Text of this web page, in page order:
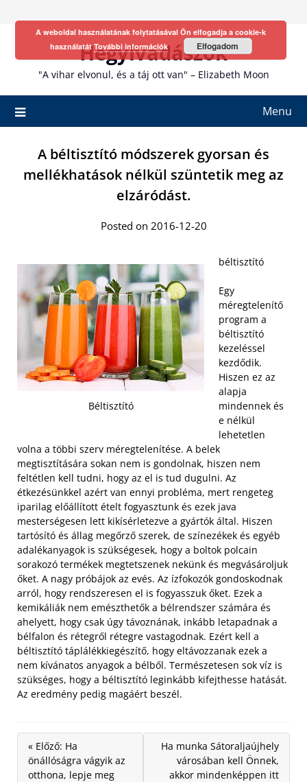
Hegyivadászok
"A vihar elvonul, és a táj ott van" – Elizabeth Moon
Menu
A béltisztító módszerek gyorsan és
mellékhatások nélkül szüntetik meg az
elzáródást.
Posted on 2016-12-20
Béltisztító
béltisztító
Egy
méregtelenítő
program a
béltisztító
kezeléssel
kezdődik.
Hiszen ez az
alapja
mindennek és
e nélkül
lehetetlen
volna a többi szerv méregtelenítése. A belek
megtisztítására sokan nem is gondolnak, hiszen nem
feltétlen kell tudni, hogy az el is tud dugulni. Az
étkezésünkkel azért van ennyi probléma, mert rengeteg
iparilag előállított ételt fogyasztunk és ezek java
mesterségesen lett kikísérletezve a gyártók által. Hiszen
tartósító és állag megőrző szerek, de színezékek és egyéb
adalékanyagok is szükségesek, hogy a boltok polcain
sorakozó termékek megtetszenek nekünk és megvásároljuk
őket. A nagy próbájok az evés. Az ízfokozók gondoskodnak
arról, hogy rendszeresen el is fogyasszuk őket. Ezek a
kemikáliák nem emészthetők a bélrendszer számára és
ahelyett, hogy csak úgy távoznának, inkább letapadnak a
bélfalon és rétegről rétegre vastagodnak. Ezért kell a
béltisztító táplálékkiegészítő, hogy eltávozzanak ezek a
nem kívánatos anyagok a bélből. Természetesen sok víz is
szükséges, hogy a béltisztító leginkább kifejthesse hatását.
Az eredmény pedig magáért beszél.
« Előző: Ha
önállóságra vágyik az
otthona, lepje meg
Ha munka Sátoraljaújhely
városában kell Önnek,
akkor mindenképpen itt
A weboldal használatának folytatásával Ön elfogadja a cookie-k
használatátTovábbi információk Elfogadom